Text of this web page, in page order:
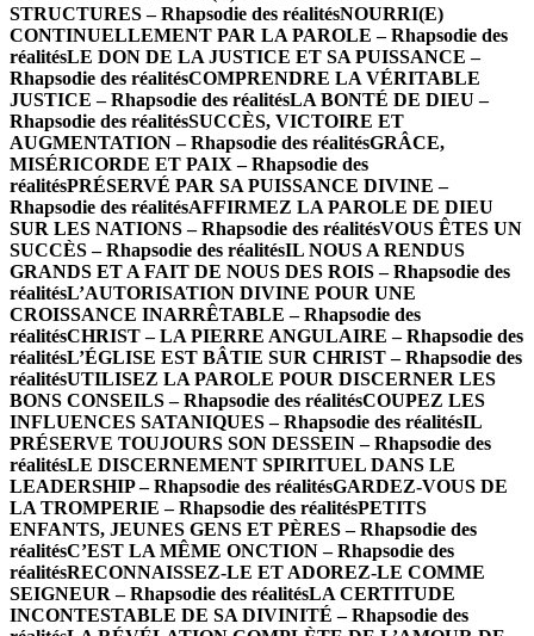
STRUCTURES – Rhapsodie des réalitésNOURRI(E)
CONTINUELLEMENT PAR LA PAROLE – Rhapsodie des
réalitésLE DON DE LA JUSTICE ET SA PUISSANCE –
Rhapsodie des réalitésCOMPRENDRE LA VÉRITABLE
JUSTICE – Rhapsodie des réalitésLA BONTÉ DE DIEU –
Rhapsodie des réalitésSUCCÈS, VICTOIRE ET
AUGMENTATION – Rhapsodie des réalitésGRÂCE,
MISÉRICORDE ET PAIX – Rhapsodie des
réalitésPRÉSERVÉ PAR SA PUISSANCE DIVINE –
Rhapsodie des réalitésAFFIRMEZ LA PAROLE DE DIEU
SUR LES NATIONS – Rhapsodie des réalitésVOUS ÊTES UN
SUCCÈS – Rhapsodie des réalitésIL NOUS A RENDUS
GRANDS ET A FAIT DE NOUS DES ROIS – Rhapsodie des
réalitésL’AUTORISATION DIVINE POUR UNE
CROISSANCE INARRÊTABLE – Rhapsodie des
réalitésCHRIST – LA PIERRE ANGULAIRE – Rhapsodie des
réalitésL’ÉGLISE EST BÂTIE SUR CHRIST – Rhapsodie des
réalitésUTILISEZ LA PAROLE POUR DISCERNER LES
BONS CONSEILS – Rhapsodie des réalitésCOUPEZ LES
INFLUENCES SATANIQUES – Rhapsodie des réalitésIL
PRÉSERVE TOUJOURS SON DESSEIN – Rhapsodie des
réalitésLE DISCERNEMENT SPIRITUEL DANS LE
LEADERSHIP – Rhapsodie des réalitésGARDEZ-VOUS DE
LA TROMPERIE – Rhapsodie des réalitésPETITS
ENFANTS, JEUNES GENS ET PÈRES – Rhapsodie des
réalitésC’EST LA MÊME ONCTION – Rhapsodie des
réalitésRECONNAISSEZ-LE ET ADOREZ-LE COMME
SEIGNEUR – Rhapsodie des réalitésLA CERTITUDE
INCONTESTABLE DE SA DIVINITÉ – Rhapsodie des